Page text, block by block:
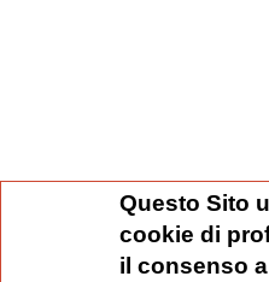
Questo Sito
cookie di
il consenso